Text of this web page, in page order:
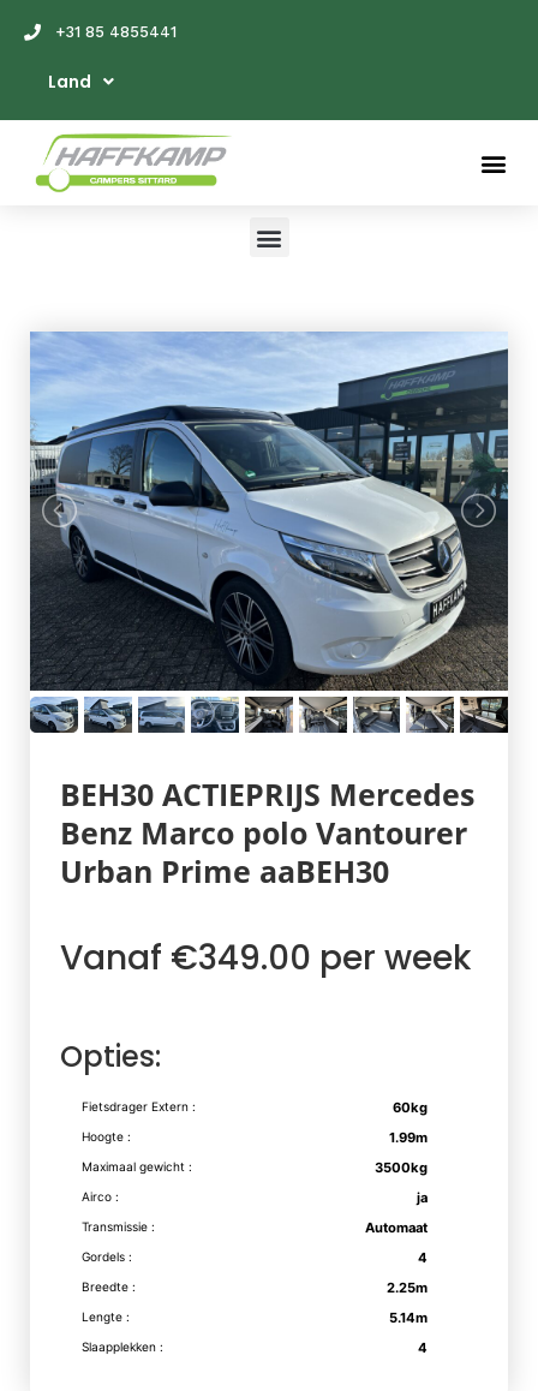
+31 85 4855441
Land
BEH30 ACTIEPRIJS Mercedes
Benz Marco polo Vantourer
Urban Prime aaBEH30
Vanaf €349.00 per week
Opties:
Fietsdrager Extern : 60kg
Hoogte : 1.99m
Maximaal gewicht : 3500kg
Airco : ja
Transmissie : Automaat
Gordels : 4
Breedte : 2.25m
Lengte : 5.14m
Slaapplekken : 4